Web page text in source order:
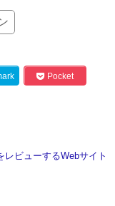
Pocket
ビューするWebサイト